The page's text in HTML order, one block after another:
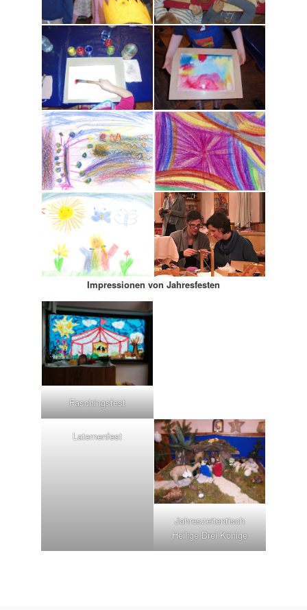
Impressionen von Jahresfesten
Faschingsfest
Laternenfest
Jahreszeitentisch
Heilige Drei Könige